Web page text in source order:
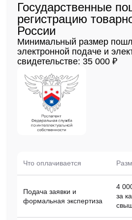
Государственные
регистрацию
России
Минимальный размер
электронной подаче и
свидетельстве: 35 000 ₽
Что оплачивается
Подача заявки и
формальная экспертиза
4
за